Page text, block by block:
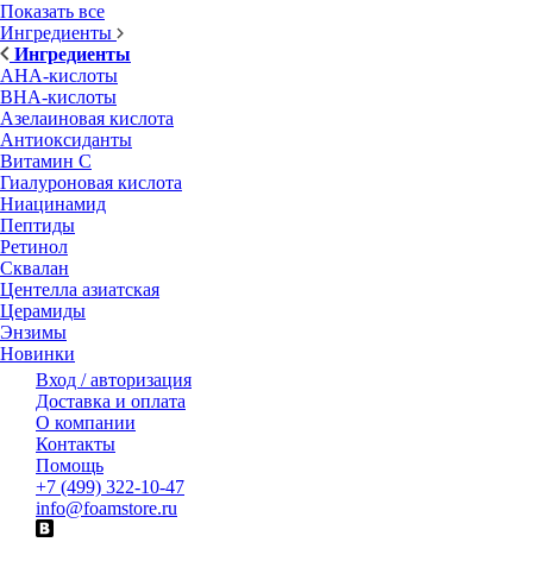
Показать все
Ингредиенты
Ингредиенты
AHA-кислоты
BHA-кислоты
Азелаиновая кислота
Антиоксиданты
Витамин С
Гиалуроновая кислота
Ниацинамид
Пептиды
Ретинол
Сквалан
Центелла азиатская
Церамиды
Энзимы
Новинки
Вход / авторизация
Доставка и оплата
О компании
Контакты
Помощь
+7 (499) 322-10-47
info@foamstore.ru